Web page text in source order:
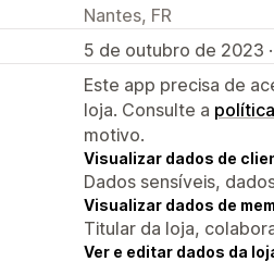
Nantes, FR
5 de outubro de 2023 ·
Este app precisa de
loja. Consulte a
motivo.
Visualizar dados de
Dados sensíveis,
Visualizar dados de
Titular da loja,
Ver e editar dados da